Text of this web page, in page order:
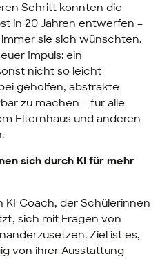
Schritt konnten die
in 20 Jahren entwerfen –
sie sich wünschten.
Impuls: ein
nicht so leicht
geholfen, abstrakte
zu machen – für alle
Elternhaus und anderen
sich durch KI für mehr
Coach, der Schülerinnen
sich mit Fragen von
Ziel ist es,
von ihrer Ausstattung